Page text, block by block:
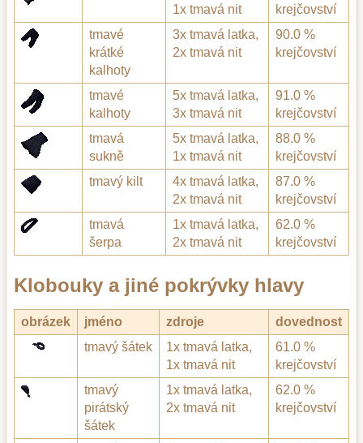
1x tmavá nit
krejčovství
tmavé
krátké
kalhoty
3x tmavá latka,
2x tmavá nit
90.0 %
krejčovství
tmavé
kalhoty
5x tmavá latka,
3x tmavá nit
91.0 %
krejčovství
tmavá
sukně
5x tmavá latka,
1x tmavá nit
88.0 %
krejčovství
tmavý kilt
4x tmavá latka,
2x tmavá nit
87.0 %
krejčovství
tmavá
šerpa
1x tmavá latka,
2x tmavá nit
62.0 %
krejčovství
Klobouky a jiné pokrývky hlavy
obrázek jméno zdroje
dovednost
tmavý šátek
1x tmavá latka,
1x tmavá nit
61.0 %
krejčovství
tmavý
pirátský
šátek
1x tmavá latka,
2x tmavá nit
62.0 %
krejčovství